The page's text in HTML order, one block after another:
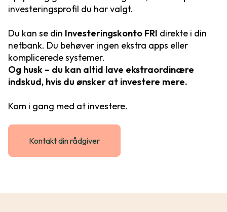
investeringsprofil du har valgt.
Du kan se din Investeringskonto FRI direkte i din
netbank. Du behøver ingen ekstra apps eller
komplicerede systemer.
Og husk – du kan altid lave ekstraordinære
indskud, hvis du ønsker at investere mere.
Kom i gang med at investere.
Kontakt din rådgiver